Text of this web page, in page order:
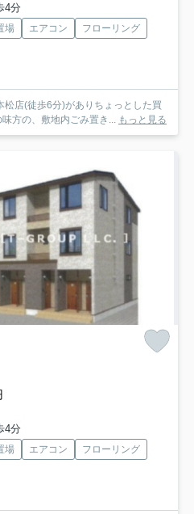
4分
場 エアコン
フローリング
店(徒歩6分)がありちょっとした買
方の、敷地内ごみ置き... もっと見る
4分
場 エアコン
フローリング